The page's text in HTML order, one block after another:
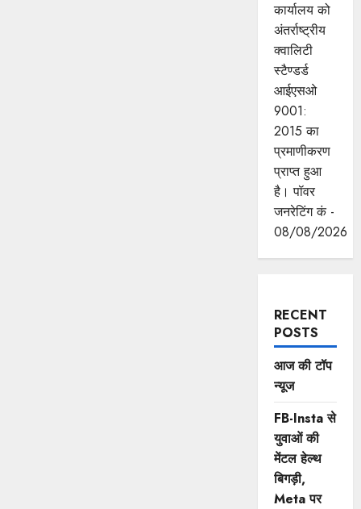
कार्यालय को
अंतर्राष्ट्रीय
क्वालिटी
स्टैण्डर्ड
आईएसओ
9001:
2015 का
प्रमाणीकरण
प्राप्त हुआ
है। पॉवर
जनरेटिंग कं -
08/08/2026
RECENT
POSTS
आज की टॉप
न्यूज
FB-Insta से
युवाओं की
मेंटल हेल्थ
बिगड़ी,
Meta पर